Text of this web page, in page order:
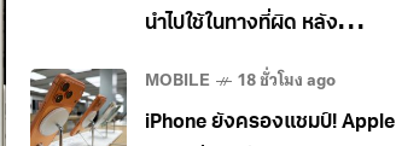
นำไปใช้ในทางที่ผิด หลัง
MOBILE 18 ชั่วโมง ago
iPhone ยังครองแชมป์! Apple